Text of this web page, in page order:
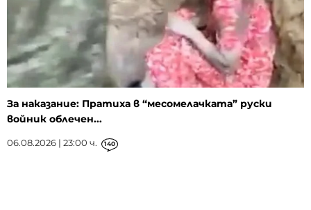
За наказание: Пратиха в “месомелачката” руски
войник облечен...
06.08.2026 | 23:00 ч. 140